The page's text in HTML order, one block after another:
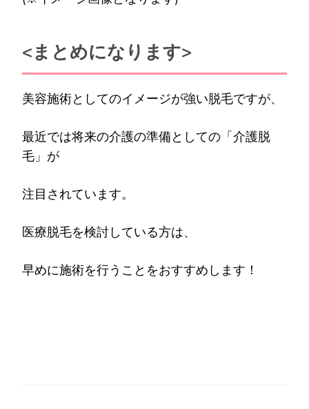
<まとめになります>
美容施術としてのイメージが強い脱毛ですが、
最近では将来の介護の準備としての「介護脱
毛」が
注目されています。
医療脱毛を検討している方は、
早めに施術を行うことをおすすめします！